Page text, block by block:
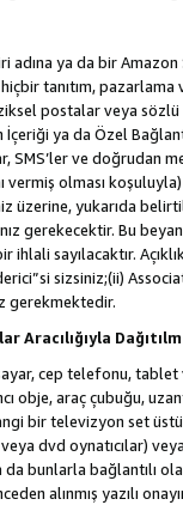
adına ya da bir
tanıtım,
postalar veya sözlü
ya da Özel
ve doğrudan
vermiş olması
üzerine, yukarıda
gerekecektir. Bu
ihlali sayılacaktır.
sizsiniz;(ii)
gerekmektedir.
Aracılığıyla
cep telefonu,
obje, araç çubuğu,
bir televizyon set
dvd oynatıcılar)
bunlarla bağlantılı
alınmış yazılı